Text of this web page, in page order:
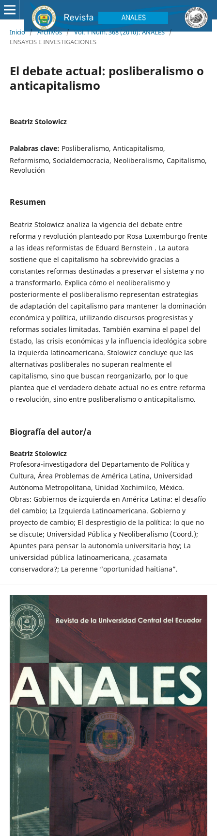
Inicio / Archivos / Vol. 1 Núm. 368 (2010): ANALES /
ENSAYOS E INVESTIGACIONES
El debate actual: posliberalismo o
anticapitalismo
Beatriz Stolowicz
Palabras clave: Posliberalismo, Anticapitalismo,
Reformismo, Socialdemocracia, Neoliberalismo, Capitalismo,
Revolución
Resumen
Beatriz Stolowicz analiza la vigencia del debate entre
reforma y revolución planteado por Rosa Luxemburgo frente
a las ideas reformistas de Eduard Bernstein . La autora
sostiene que el capitalismo ha sobrevivido gracias a
constantes reformas destinadas a preservar el sistema y no
a transformarlo. Explica cómo el neoliberalismo y
posteriormente el posliberalismo representan estrategias
de adaptación del capitalismo para mantener la dominación
económica y política, utilizando discursos progresistas y
reformas sociales limitadas. También examina el papel del
Estado, las crisis económicas y la influencia ideológica sobre
la izquierda latinoamericana. Stolowicz concluye que las
alternativas posliberales no superan realmente el
capitalismo, sino que buscan reorganizarlo, por lo que
plantea que el verdadero debate actual no es entre reforma
o revolución, sino entre posliberalismo o anticapitalismo.
Biografía del autor/a
Beatriz Stolowicz
Profesora-investigadora del Departamento de Política y
Cultura, Área Problemas de América Latina, Universidad
Autónoma Metropolitana, Unidad Xochimilco, México.
Obras: Gobiernos de izquierda en América Latina: el desafío
del cambio; La Izquierda Latinoamericana. Gobierno y
proyecto de cambio; El desprestigio de la política: lo que no
se discute; Universidad Pública y Neoliberalismo (Coord.);
Apuntes para pensar la autonomía universitaria hoy; La
universidad pública latinoamericana, ¿casamata
conservadora?; La perenne “oportunidad haitiana”.